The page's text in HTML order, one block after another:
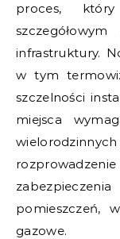
proces,
infrastruktury.
w tym
szczelności
miejsca
pomieszczeń,
gazowe.